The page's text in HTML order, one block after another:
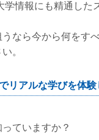
情報にも精通した
なら今から何をす
。
リアルな学びを体験
ていますか？